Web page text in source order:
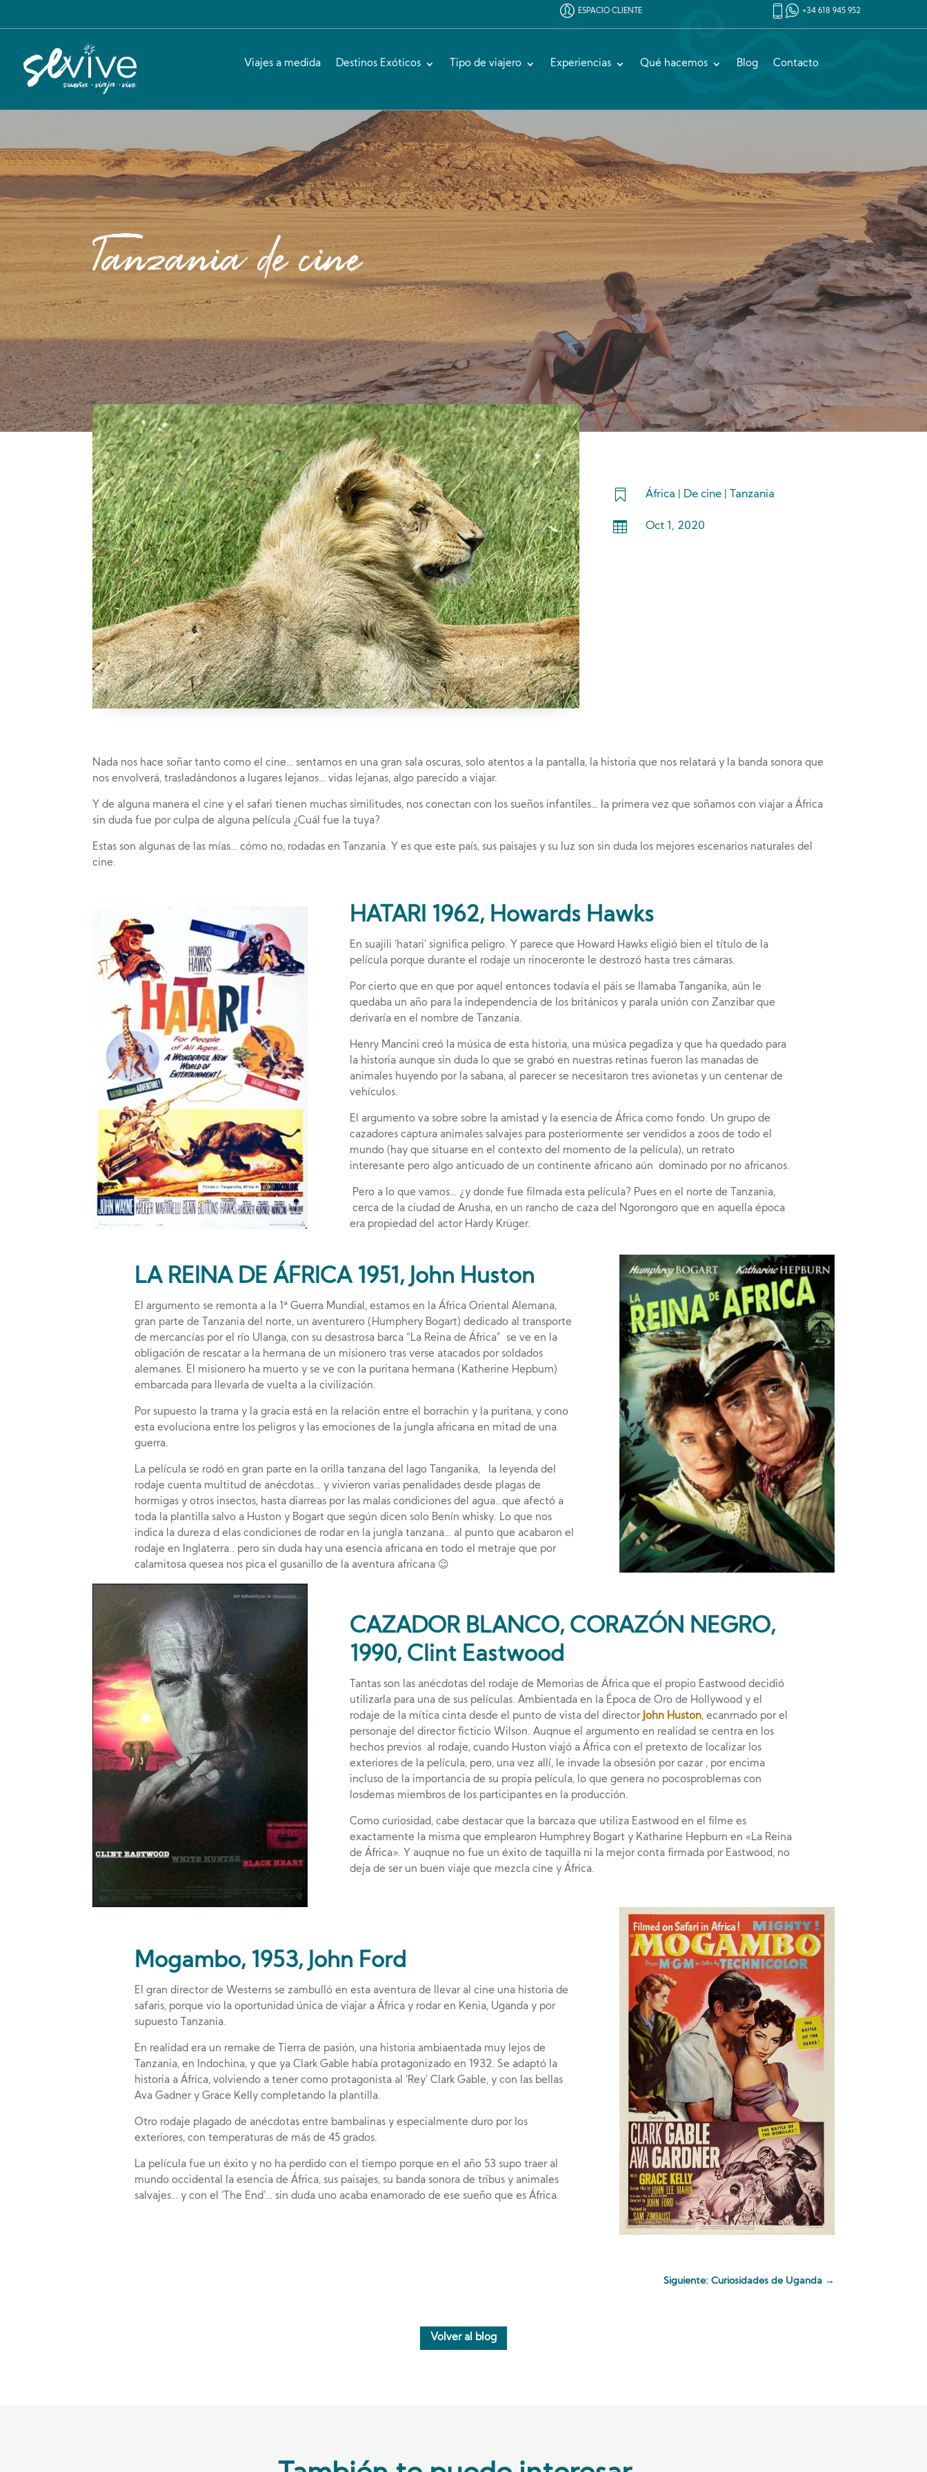
ESPACIO CLIENTE +34 618 945 952
Viajes a medida Destinos Exóticos Tipo de viajero Experiencias Qué hacemos Blog Contacto
Tanzania de cine
 África De cine Tanzania
 Oct 1, 2020
Nada nos hace soñar tanto como el cine… sentarnos en una gran sala oscuras, solo atentos a la pantalla, la historia que nos relatará y la banda sonora que
nos envolverá, trasladándonos a lugares lejanos… vidas lejanas, algo parecido a viajar.
Y de alguna manera el cine y el safari tienen muchas similitudes, nos conectan con los sueños infantiles… la primera vez que soñamos con viajar a África
sin duda fue por culpa de alguna película ¿Cuál fue la tuya?
Estas son algunas de las mías… cómo no, rodadas en Tanzania. Y es que este país, sus paisajes y su luz son sin duda los mejores escenarios naturales del
cine.
HATARI 1962, Howards Hawks
En suajili ‘hatari’ significa peligro. Y parece que Howard Hawks eligió bien el título de la
película porque durante el rodaje un rinoceronte le destrozó hasta tres cámaras.
Por cierto que en que por aquel entonces todavía el páis se llamaba Tanganika, aún le
quedaba un año para la independencia de los británicos y parala unión con Zanzibar que
derivaría en el nombre de Tanzania.
Henry Mancini creó la música de esta historia, una música pegadiza y que ha quedado para
la historia aunque sin duda lo que se grabó en nuestras retinas fueron las manadas de
animales huyendo por la sabana, al parecer se necesitaron tres avionetas y un centenar de
vehículos.
El argumento va sobre sobre la amistad y la esencia de África como fondo. Un grupo de
cazadores captura animales salvajes para posteriormente ser vendidos a zoos de todo el
mundo (hay que situarse en el contexto del momento de la película), un retrato
interesante pero algo anticuado de un continente africano aún dominado por no africanos.
Pero a lo que vamos… ¿y donde fue filmada esta película? Pues en el norte de Tanzania,
cerca de la ciudad de Arusha, en un rancho de caza del Ngorongoro que en aquella época
era propiedad del actor Hardy Krüger.
LA REINA DE ÁFRICA 1951, John Huston
El argumento se remonta a la 1ª Guerra Mundial, estamos en la África Oriental Alemana,
gran parte de Tanzania del norte, un aventurero (Humphery Bogart) dedicado al transporte
de mercancías por el río Ulanga, con su desastrosa barca “La Reina de África” se ve en la
obligación de rescatar a la hermana de un misionero tras verse atacados por soldados
alemanes. El misionero ha muerto y se ve con la puritana hermana (Katherine Hepburn)
embarcada para llevarla de vuelta a la civilización.
Por supuesto la trama y la gracia está en la relación entre el borrachin y la puritana, y cono
esta evoluciona entre los peligros y las emociones de la jungla africana en mitad de una
guerra.
La película se rodó en gran parte en la orilla tanzana del lago Tanganika, la leyenda del
rodaje cuenta multitud de anécdotas… y vivieron varias penalidades desde plagas de
hormigas y otros insectos, hasta diarreas por las malas condiciones del agua…que afectó a
toda la plantilla salvo a Huston y Bogart que según dicen solo Benín whisky. Lo que nos
indica la dureza d elas condiciones de rodar en la jungla tanzana… al punto que acabaron el
rodaje en Inglaterra.. pero sin duda hay una esencia africana en todo el metraje que por
calamitosa quesea nos pica el gusanillo de la aventura africana 😉
CAZADOR BLANCO, CORAZÓN NEGRO,
1990, Clint Eastwood
Tantas son las anécdotas del rodaje de Memorias de África que el propio Eastwood decidió
utilizarla para una de sus películas. Ambientada en la Época de Oro de Hollywood y el
rodaje de la mítica cinta desde el punto de vista del director John Huston, ecanrnado por el
personaje del director ficticio Wilson. Auqnue el argumento en realidad se centra en los
hechos previos al rodaje, cuando Huston viajó a África con el pretexto de localizar los
exteriores de la película, pero, una vez allí, le invade la obsesión por cazar , por encima
incluso de la importancia de su propia película, lo que genera no pocosproblemas con
losdemas miembros de los participantes en la producción.
Como curiosidad, cabe destacar que la barcaza que utiliza Eastwood en el filme es
exactamente la misma que emplearon Humphrey Bogart y Katharine Hepburn en «La Reina
de África». Y auqnue no fue un éxito de taquilla ni la mejor conta firmada por Eastwood, no
deja de ser un buen viaje que mezcla cine y África.
Mogambo, 1953, John Ford
El gran director de Westerns se zambulló en esta aventura de llevar al cine una historia de
safaris, porque vio la oportunidad única de viajar a África y rodar en Kenia, Uganda y por
supuesto Tanzania.
En realidad era un remake de Tierra de pasión, una historia ambiaentada muy lejos de
Tanzania, en Indochina, y que ya Clark Gable había protagonizado en 1932. Se adaptó la
historia a África, volviendo a tener como protagonista al ‘Rey’ Clark Gable, y con las bellas
Ava Gadner y Grace Kelly completando la plantilla.
Otro rodaje plagado de anécdotas entre bambalinas y especialmente duro por los
exteriores, con temperaturas de más de 45 grados.
La película fue un éxito y no ha perdido con el tiempo porque en el año 53 supo traer al
mundo occidental la esencia de África, sus paisajes, su banda sonora de tribus y animales
salvajes… y con el ‘The End’… sin duda uno acaba enamorado de ese sueño que es África.
Siguiente: Curiosidades de Uganda→
Volver al blog